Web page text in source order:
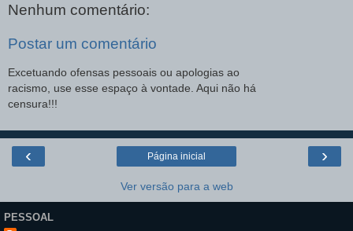
Nenhum comentário:
Postar um comentário
Excetuando ofensas pessoais ou apologias ao
racismo, use esse espaço à vontade. Aqui não há
censura!!!
‹ ›
Página inicial
Ver versão para a web
PESSOAL